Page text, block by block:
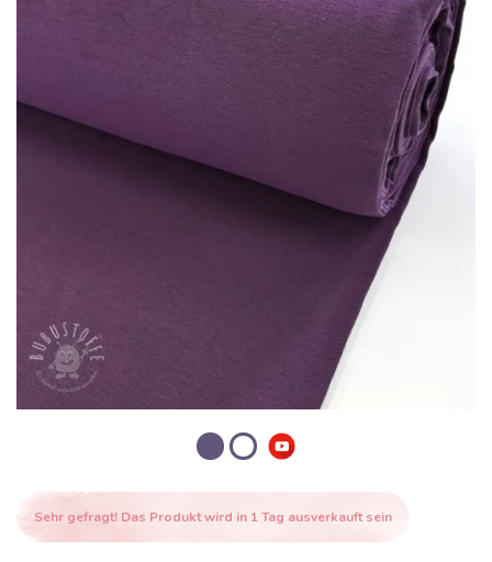
Sehr gefragt! Das Produkt wird in 1 Tag ausverkauft sein